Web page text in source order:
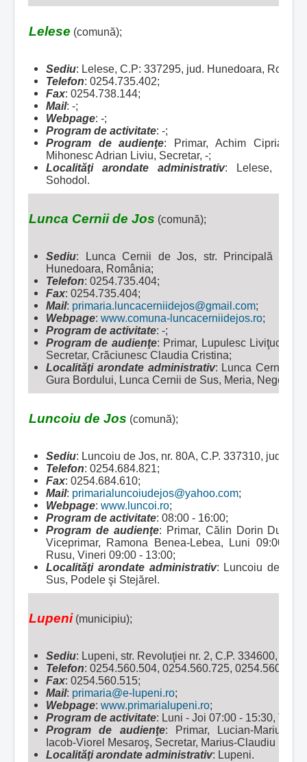
Lelese (comună);
Sediu: Lelese, C.P: 337295, jud. Hunedoara,
Telefon: 0254.735.402;
Fax: 0254.738.144;
Mail: -;
Webpage: -;
Program de activitate: -;
Program de audienţe: Primar, Achim Ciprian
Mihonesc Adrian Liviu, Secretar, -;
Localităţi arondate administrativ:
Lelese,
Sohodol.
Lunca Cernii de Jos (comună);
Sediu: Lunca Cernii de Jos, str. Principală nr.
Hunedoara, România;
Telefon: 0254.735.404;
Fax: 0254.735.404;
Mail: primaria.luncacerniidejos@gmail.com;
Webpage: www.comuna-luncacerniidejos.ro;
Program de activitate: -;
Program de audienţe: Primar, Lupulesc Liviţuc,
Secretar, Crăciunesc Claudia Cristina;
Localităţi arondate administrativ: Lunca Cernii de
Gura Bordului, Lunca Cernii de Sus, Meria, Negoiu şi
Luncoiu de Jos (comună);
Sediu: Luncoiu de Jos, nr. 80A, C.P. 337310, jud.
Telefon: 0254.684.821;
Fax: 0254.684.610;
Mail: primarialuncoiudejos@yahoo.com;
Webpage: www.luncoi.ro;
Program de activitate: 08:00 - 16:00;
Program de audienţe: Primar, Călin Dorin Dud,
Viceprimar, Ramona Benea-Lebea, Luni 09:00 -
Rusu, Vineri 09:00 - 13:00;
Localităţi arondate administrativ: Luncoiu de
Sus, Podele şi Stejărel.
Lupeni (municipiu);
Sediu: Lupeni, str. Revoluţiei nr. 2, C.P. 334600, jud.
Telefon: 0254.560.504, 0254.560.725, 0254.560.680;
Fax: 0254.560.515;
Mail: primaria@e-lupeni.ro;
Webpage: www.primarialupeni.ro;
Program de activitate: Luni - Joi 07:00 - 15:30,
Program de audienţe: Primar, Lucian-Marius
Iacob-Viorel Mesaroş, Secretar, Marius-Claudiu Băloi;
Localităţi arondate administrativ: Lupeni.